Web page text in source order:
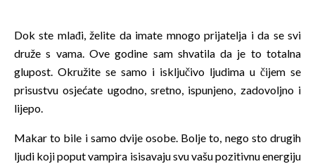
Dok ste mlađi, želite da imate mnogo prijatelja i da se svi
druže s vama. Ove godine sam shvatila da je to totalna
glupost. Okružite se samo i isključivo ljudima u čijem se
prisustvu osjećate ugodno, sretno, ispunjeno, zadovoljno i
lijepo.
Makar to bile i samo dvije osobe. Bolje to, nego sto drugih
ljudi koji poput vampira isisavaju svu vašu pozitivnu energiju